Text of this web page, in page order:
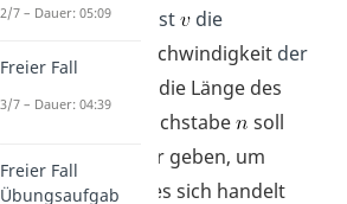
schwingen. Hier ist die
Ausbreitungsgeschwindigkeit der
die Länge des
. Der Buchstabe
soll
Auskunft darüber geben, um
welches Muster es sich handelt
2/7 – Dauer: 05:09
Freier Fall
3/7 – Dauer: 04:39
Freier Fall
Übungsaufgab